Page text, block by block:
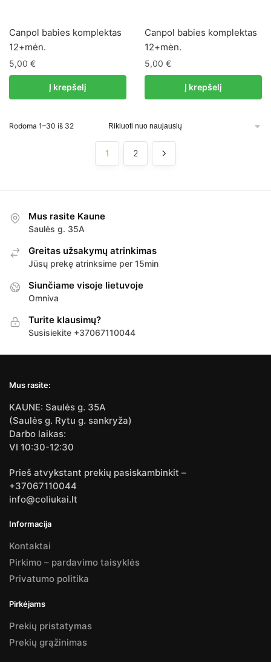
Canpol babies komplektas
12+mėn.
5,00 €
Į krepšelį
Canpol babies komplektas
12+mėn.
5,00 €
Į krepšelį
Rodoma 1–30 iš 32Sorted
1 2
Mus rasite Kaune
Saulės g. 35A
Greitas užsakymų atrinkimas
Jūsų prekę atrinksime per 15min
Siunčiame visoje lietuvoje
Omniva
Turite klausimų?
Susisiekite +37067110044
Mus rasite:
KAUNE: Saulės g. 35A
(Saulės g. Rytu g. sankryža)
Darbo laikas:
VI 10:30-12:30
Prieš atvykstant prekių pasiskambinkit –
+37067110044
info@coliukai.lt
Informacija
Kontaktai
Pirkimo – pardavimo taisyklės
Privatumo politika
Pirkėjams
Prekių pristatymas
Prekių grąžinimas